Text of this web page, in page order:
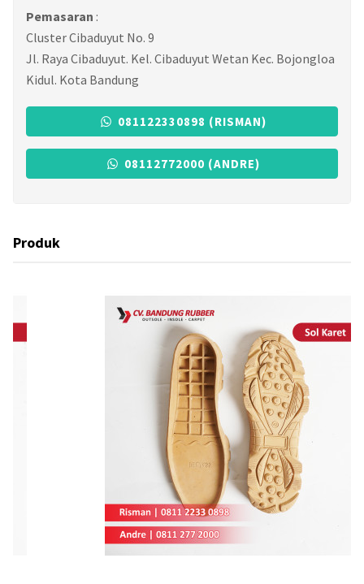
Pemasaran :
Cluster Cibaduyut No. 9
Jl. Raya Cibaduyut. Kel. Cibaduyut Wetan Kec. Bojongloa
Kidul. Kota Bandung
081122330898 (RISMAN)
08112772000 (ANDRE)
Produk